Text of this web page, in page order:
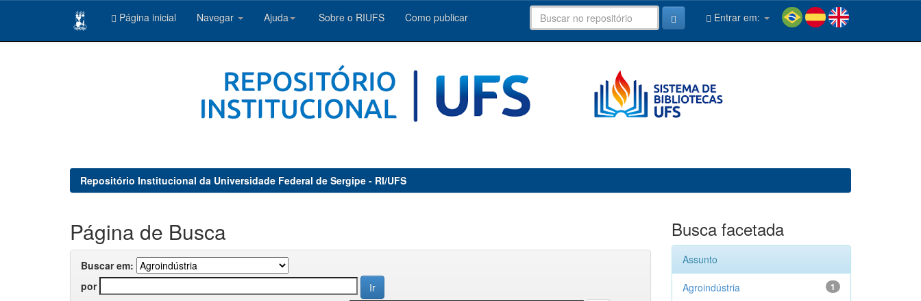
Página inicial Navegar Ajuda Sobre o RIUFS Como publicar Entrar em:
Repositório Institucional da Universidade Federal de Sergipe - RI/UFS
Página de Busca
Buscar em:
por
Busca facetada
Assunto
1
Agroindústria